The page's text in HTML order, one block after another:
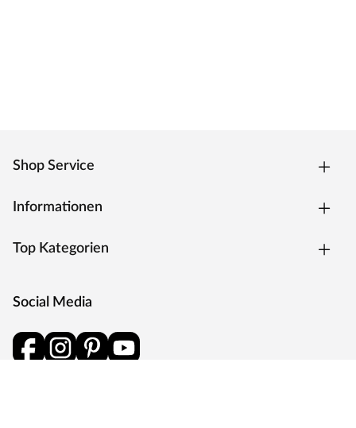
Shop Service
Informationen
Top Kategorien
Social Media